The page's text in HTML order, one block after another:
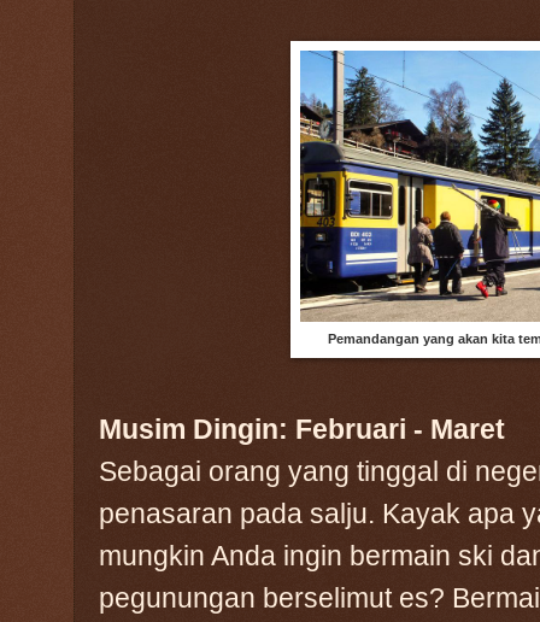
Pemandangan yang akan kita
Musim Dingin: Februari - Maret
Sebagai orang yang tinggal di
penasaran pada salju. Kayak apa
mungkin Anda ingin bermain ski
pegunungan berselimut es?